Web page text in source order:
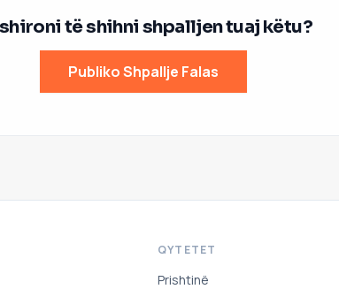
të shihni shpalljen tuaj këtu?
Publiko Shpallje Falas
QYTETET
Prishtinë